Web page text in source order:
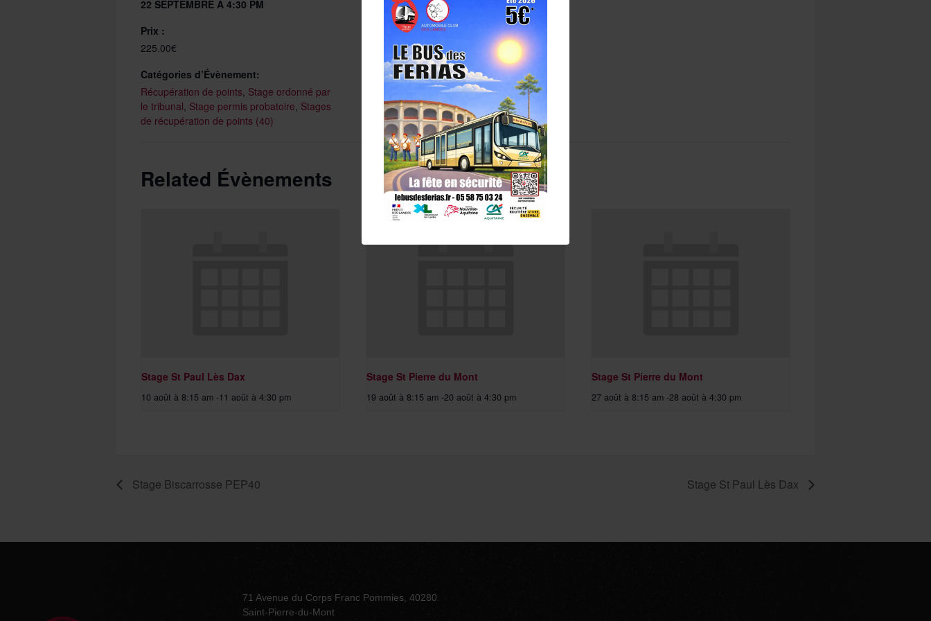
22 SEPTEMBRE À 4:30 PM
Prix :
225.00€
Catégories d’Évènement:
Récupération de points, Stage ordonné par
le tribunal, Stage permis probatoire, Stages
de récupération de points (40)
Related Évènements
Stage St Paul Lès Dax
10 août à 8:15 am -11 août à 4:30 pm
Stage St Pierre du Mont
19 août à 8:15 am -20 août à 4:30 pm
Stage St Pierre du Mont
27 août à 8:15 am -28 août à 4:30 pm
Stage Biscarrosse PEP40 Stage St Paul Lès Dax
71 Avenue du Corps Franc Pommies, 40280
Saint-Pierre-du-Mont